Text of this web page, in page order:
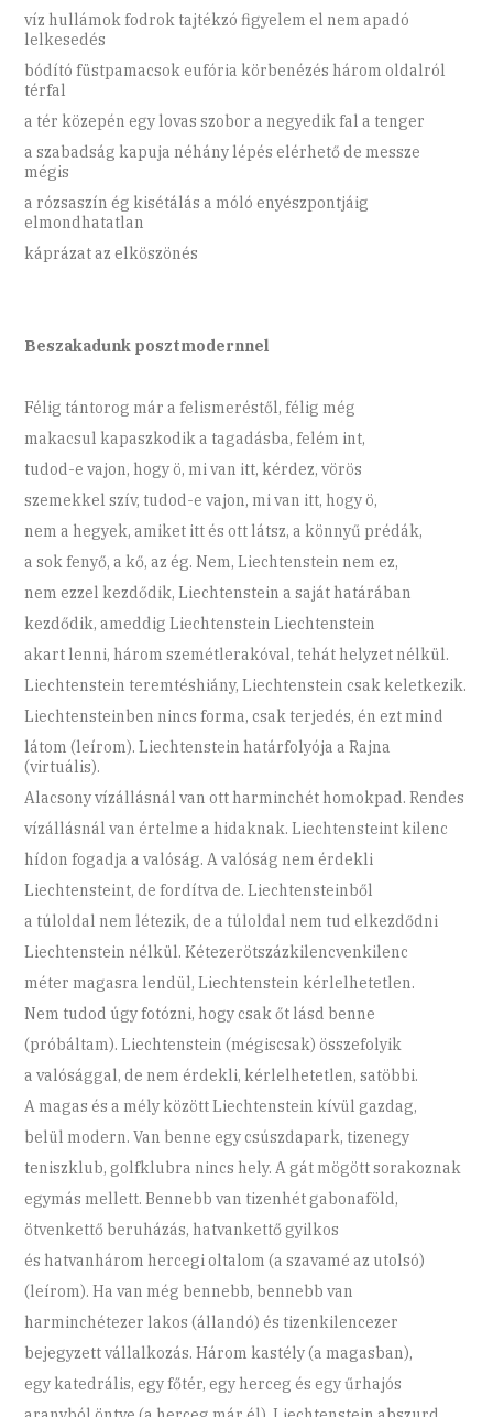
víz hullámok fodrok tajtékzó figyelem el nem apadó
lelkesedés
bódító füstpamacsok eufória körbenézés három oldalról
térfal
a tér közepén egy lovas szobor a negyedik fal a tenger
a szabadság kapuja néhány lépés elérhető de messze
mégis
a rózsaszín ég kisétálás a móló enyészpontjáig
elmondhatatlan
káprázat az elköszönés
Beszakadunk posztmodernnel
Félig tántorog már a felismeréstől, félig még
makacsul kapaszkodik a tagadásba, felém int,
tudod-e vajon, hogy ö, mi van itt, kérdez, vörös
szemekkel szív, tudod-e vajon, mi van itt, hogy ö,
nem a hegyek, amiket itt és ott látsz, a könnyű prédák,
a sok fenyő, a kő, az ég. Nem, Liechtenstein nem ez,
nem ezzel kezdődik, Liechtenstein a saját határában
kezdődik, ameddig Liechtenstein Liechtenstein
akart lenni, három szemétlerakóval, tehát helyzet nélkül.
Liechtenstein teremtéshiány, Liechtenstein csak keletkezik.
Liechtensteinben nincs forma, csak terjedés, én ezt mind
látom (leírom). Liechtenstein határfolyója a Rajna
(virtuális).
Alacsony vízállásnál van ott harminchét homokpad. Rendes
vízállásnál van értelme a hidaknak. Liechtensteint kilenc
hídon fogadja a valóság. A valóság nem érdekli
Liechtensteint, de fordítva de. Liechtensteinből
a túloldal nem létezik, de a túloldal nem tud elkezdődni
Liechtenstein nélkül. Kétezerötszázkilencvenkilenc
méter magasra lendül, Liechtenstein kérlelhetetlen.
Nem tudod úgy fotózni, hogy csak őt lásd benne
(próbáltam). Liechtenstein (mégiscsak) összefolyik
a valósággal, de nem érdekli, kérlelhetetlen, satöbbi.
A magas és a mély között Liechtenstein kívül gazdag,
belül modern. Van benne egy csúszdapark, tizenegy
teniszklub, golfklubra nincs hely. A gát mögött sorakoznak
egymás mellett. Bennebb van tizenhét gabonaföld,
ötvenkettő beruházás, hatvankettő gyilkos
és hatvanhárom hercegi oltalom (a szavamé az utolsó)
(leírom). Ha van még bennebb, bennebb van
harminchétezer lakos (állandó) és tizenkilencezer
bejegyzett vállalkozás. Három kastély (a magasban),
egy katedrális, egy főtér, egy herceg és egy űrhajós